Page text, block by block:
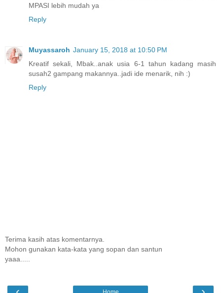
MPASI lebih mudah ya
Reply
Muyassaroh January 15, 2018 at 10:50 PM
Kreatif sekali, Mbak..anak usia 6-1 tahun kadang masih
susah2 gampang makannya..jadi ide menarik, nih :)
Reply
Terima kasih atas komentarnya.
Mohon gunakan kata-kata yang sopan dan santun
yaaa.....